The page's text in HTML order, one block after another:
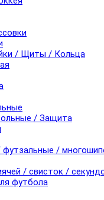
/ Щиты / Кольца
/ Защита
/
/ свисток /
футбола